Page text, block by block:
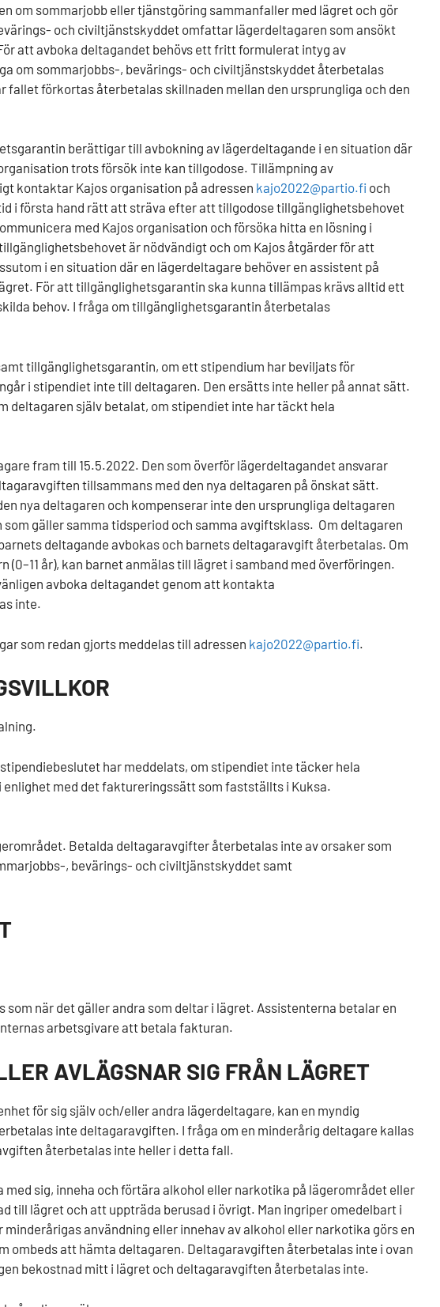
om sommarjobb eller tjänstgöring sammanfaller med lägret och gör
och civiltjänstskyddet omfattar lägerdeltagaren som ansökt
att avboka deltagandet behövs ett fritt formulerat intyg av
om sommarjobbs-, bevärings- och civiltjänstskyddet återbetalas
förkortas återbetalas skillnaden mellan den ursprungliga och den
berättigar till avbokning av lägerdeltagande i en situation där
trots försök inte kan tillgodose. Tillämpning av
kontaktar Kajos organisation på adressen kajo2022@partio.fi och
i första hand rätt att sträva efter att tillgodose tillgänglighetsbehovet
med Kajos organisation och försöka hitta en lösning i
är nödvändigt och om Kajosåtgärder för att
i en situation där en lägerdeltagare behöver en assistent på
För att tillgänglighetsgarantin ska kunna tillämpas krävs alltid ett
behov. I fråga om tillgänglighetsgarantin återbetalas
tillgänglighetsgarantin, om ett stipendium har beviljats för
i stipendiet inte till deltagaren. Den ersätts inte heller på annat sätt.
deltagaren själv betalat, om stipendiet inte har täckt hela
fram till 15.5.2022. Den som överför lägerdeltagandet ansvarar
tillsammans med den nya deltagaren på önskat sätt.
nya deltagaren och kompenserar inte den ursprungliga deltagaren
gäller samma tidsperiod och samma avgiftsklass. Om deltagaren
deltagande avbokas och barnets deltagaravgift återbetalas. Om
år), kan barnet anmälas till lägret i samband med överföringen.
avboka deltagandet genom att kontakta
inte.
som redan gjorts meddelas till adressen kajo2022@partio.fi.
har meddelats, om stipendiet inte täcker hela
med det faktureringssätt som fastställts i Kuksa.
Betalda deltagaravgifter återbetalas inte av orsaker som
, bevärings- och civiltjänstskyddet samt
när det gäller andra som deltar i lägret. Assistenterna betalar en
arbetsgivare att betala fakturan.
AVLÄGSNAR SIG FRÅN LÄGRET
för sig själv och/eller andra lägerdeltagare, kan en myndig
inte deltagaravgiften. I fråga om en minderårig deltagare kallas
återbetalas inte heller i detta fall.
sig, inneha och förtära alkohol eller narkotika på lägerområdet eller
till lägret och att uppträda berusad i övrigt. Man ingriper omedelbart i
användning eller innehav av alkohol eller narkotika görs en
ombeds att hämta deltagaren. Deltagaravgiften återbetalas inte i ovan
bekostnad mitt i lägret och deltagaravgiften återbetalas inte.